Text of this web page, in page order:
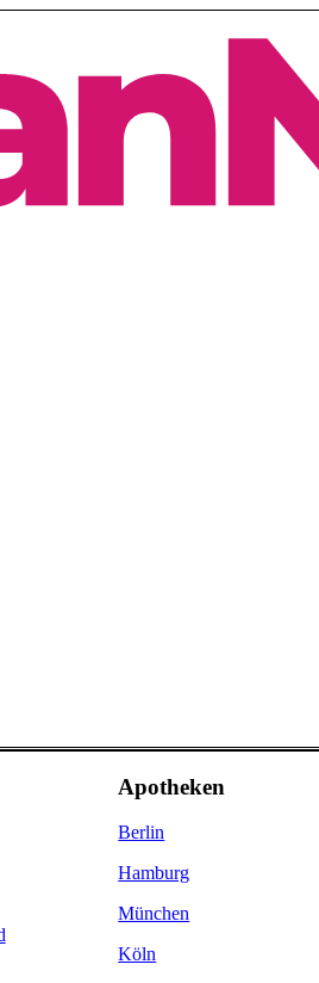
Apotheken
Berlin
Hamburg
München
Köln
ab 3.99 € CannaZen.de